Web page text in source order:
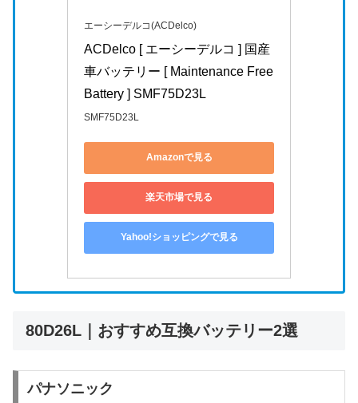
エーシーデルコ(ACDelco)
ACDelco [ エーシーデルコ ] 国産
車バッテリー [ Maintenance Free
Battery ] SMF75D23L
SMF75D23L
Amazonで見る
楽天市場で見る
Yahoo!ショッピングで見る
80D26L｜おすすめ互換バッテリー2選
パナソニック